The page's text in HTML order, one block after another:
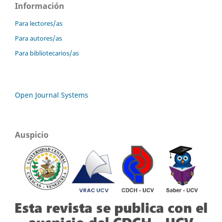
Información
Para lectores/as
Para autores/as
Para bibliotecarios/as
Open Journal Systems
Auspicio